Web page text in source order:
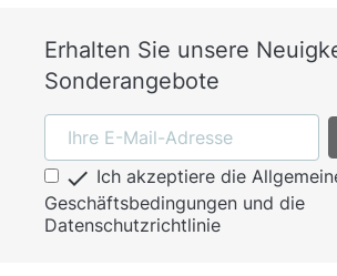
Erhalten Sie unsere
Sonderangebote
 Ich akzeptiere die
Geschäftsbedingungen und die
Datenschutzrichtlinie